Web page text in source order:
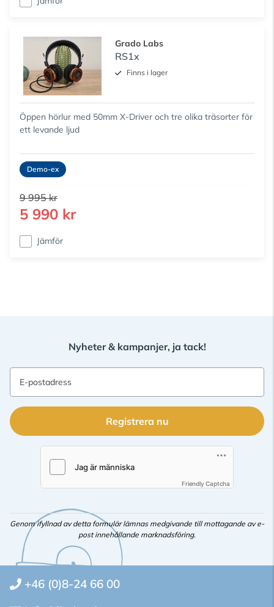
Grado Labs
RS1x
Finns i lager
Öppen hörlur med 50mm X-Driver och tre olika träsorter för
ett levande ljud
Demo-ex
9 995 kr
5 990 kr
Jämför
Nyheter & kampanjer, ja tack!
E-postadress
Registrera nu
Friendly Captcha
Genom ifyllnad av detta formulär lämnas medgivande till mottagande av e-
post innehållande marknadsföring.
+46 (0)8-24 66 00